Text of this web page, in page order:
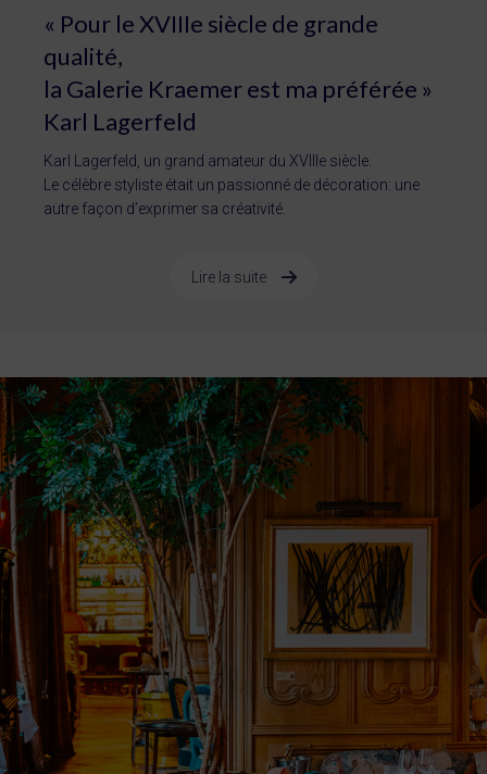
« Pour le XVIIIe siècle de grande
qualité,
la Galerie Kraemer est ma préférée »
Karl Lagerfeld
Karl Lagerfeld, un grand amateur du XVIIIe siècle.
Le célèbre styliste était un passionné de décoration: une
autre façon d’exprimer sa créativité.
Lire la suite